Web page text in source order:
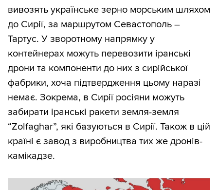
вивозять українське зерно морським шляхом
до Сирії, за маршрутом Севастополь –
Тартус. У зворотному напрямку у
контейнерах можуть перевозити іранські
дрони та компоненти до них з сирійської
фабрики, хоча підтвердження цьому наразі
немає. Зокрема, в Сирії росіяни можуть
забирати іранські ракети земля-земля
“Zolfaghar”, які базуються в Сирії. Також в цій
країні є завод з виробництва тих же дронів-
камікадзе.